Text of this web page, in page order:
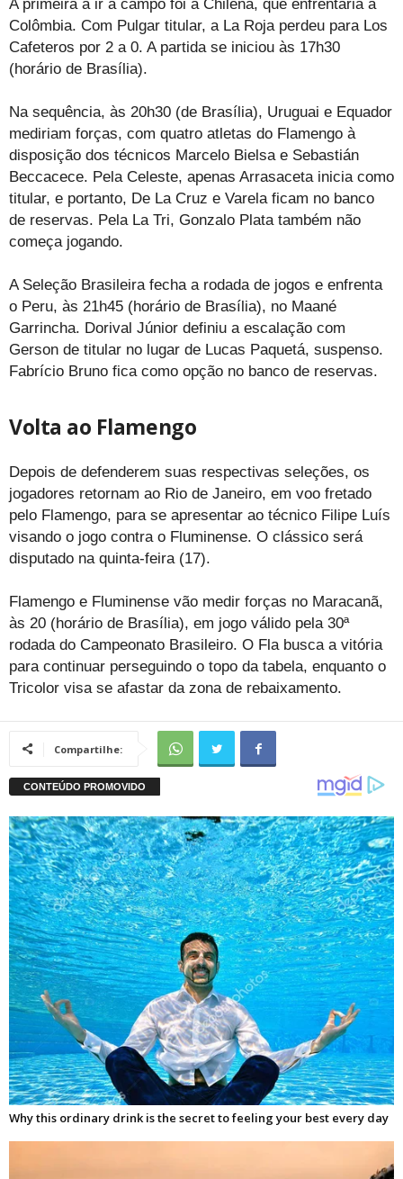
A primeira a ir a campo foi a Chilena, que enfrentaria a
Colômbia. Com Pulgar titular, a La Roja perdeu para Los
Cafeteros por 2 a 0. A partida se iniciou às 17h30
(horário de Brasília).
Na sequência, às 20h30 (de Brasília), Uruguai e Equador
mediriam forças, com quatro atletas do Flamengo à
disposição dos técnicos Marcelo Bielsa e Sebastián
Beccacece. Pela Celeste, apenas Arrasaceta inicia como
titular, e portanto, De La Cruz e Varela ficam no banco
de reservas. Pela La Tri, Gonzalo Plata também não
começa jogando.
A Seleção Brasileira fecha a rodada de jogos e enfrenta
o Peru, às 21h45 (horário de Brasília), no Maané
Garrincha. Dorival Júnior definiu a escalação com
Gerson de titular no lugar de Lucas Paquetá, suspenso.
Fabrício Bruno fica como opção no banco de reservas.
Volta ao Flamengo
Depois de defenderem suas respectivas seleções, os
jogadores retornam ao Rio de Janeiro, em voo fretado
pelo Flamengo, para se apresentar ao técnico Filipe Luís
visando o jogo contra o Fluminense. O clássico será
disputado na quinta-feira (17).
Flamengo e Fluminense vão medir forças no Maracanã,
às 20 (horário de Brasília), em jogo válido pela 30ª
rodada do Campeonato Brasileiro. O Fla busca a vitória
para continuar perseguindo o topo da tabela, enquanto o
Tricolor visa se afastar da zona de rebaixamento.
Compartilhe: